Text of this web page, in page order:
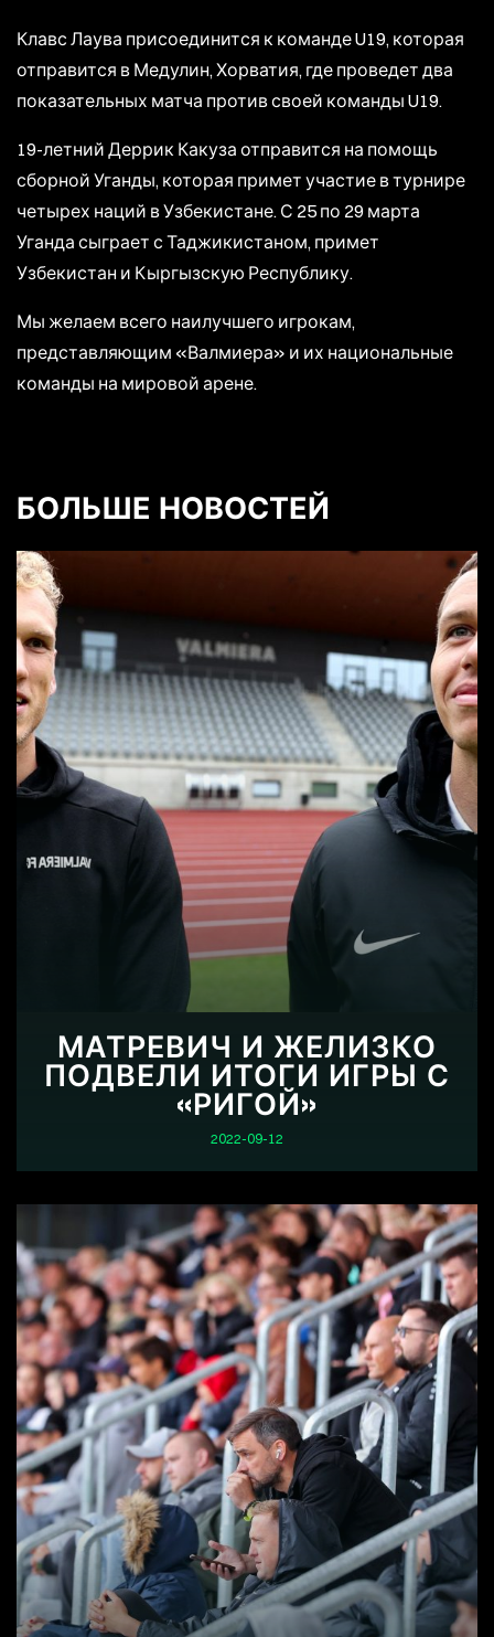
Клавс Лаува присоединится к команде U19, которая
отправится в Медулин, Хорватия, где проведет два
показательных матча против своей команды U19.
19-летний Деррик Какуза отправится на помощь
сборной Уганды, которая примет участие в турнире
четырех наций в Узбекистане. С 25 по 29 марта
Уганда сыграет с Таджикистаном, примет
Узбекистан и Кыргызскую Республику.
Мы желаем всего наилучшего игрокам,
представляющим «Валмиера» и их национальные
команды на мировой арене.
БОЛЬШЕ НОВОСТЕЙ
МАТРЕВИЧ И ЖЕЛИЗКО
ПОДВЕЛИ ИТОГИ ИГРЫ С
«РИГОЙ»
2022-09-12